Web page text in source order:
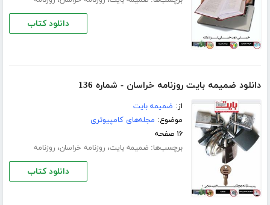
دانلود کتاب
دانلود ضمیمه بایت روزنامه خراسان - شماره 136
از: ضمیمه بایت
موضوع: مجله‌های کامپیوتری
۱۶ صفحه
برچسب‌ها:ضمیمه بایت،روزنامه خراسان،روزنامه
دانلود کتاب